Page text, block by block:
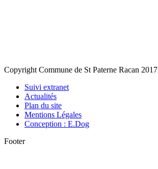
Copyright Commune de St Paterne Racan 2017
Suivi extranet
Actualités
Plan du site
Mentions Légales
Conception : E.Dog
Footer